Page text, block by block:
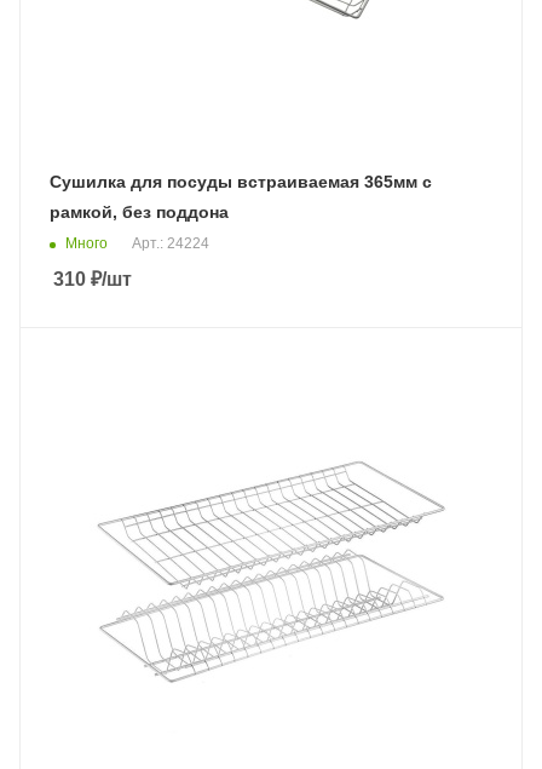
Сушилка для посуды встраиваемая 365мм с
рамкой, без поддона
Много Арт.: 24224
310 ₽/шт